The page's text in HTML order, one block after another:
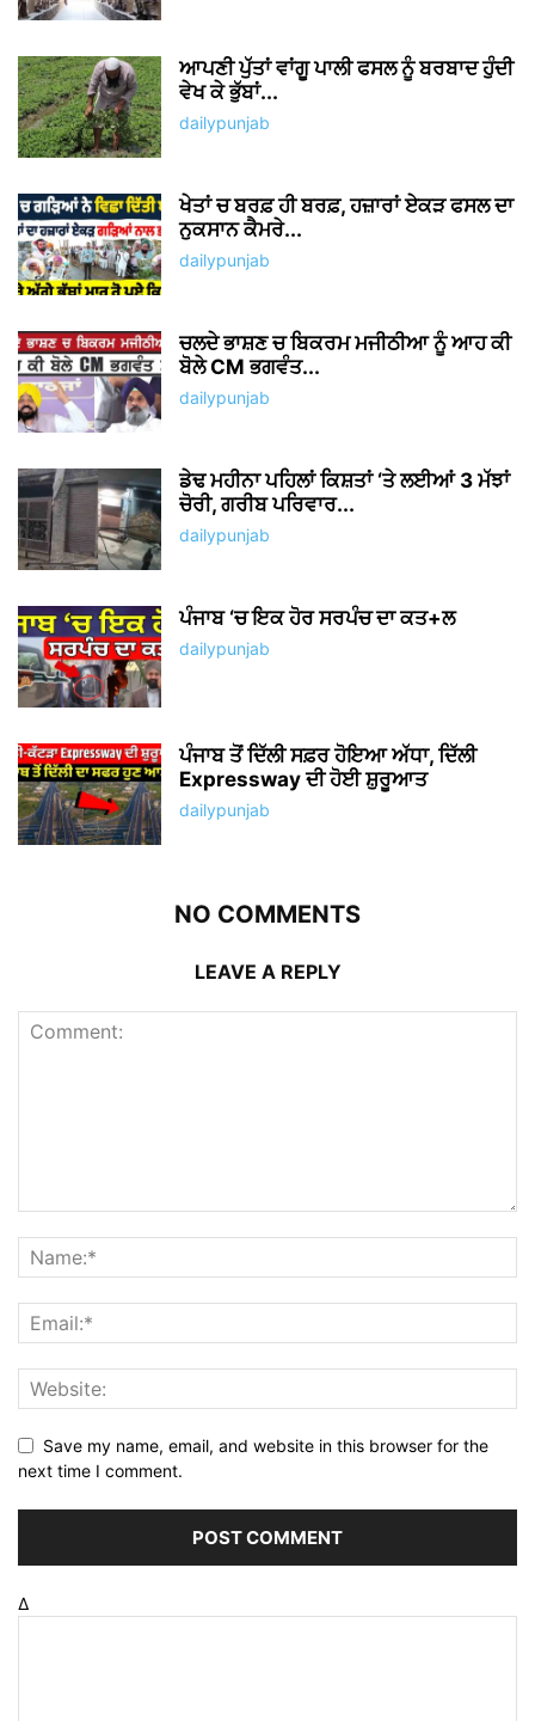
ਆਪਣੀ ਪੁੱਤਾਂ ਵਾਂਗੂ ਪਾਲੀ ਫਸਲ ਨੂੰ ਬਰਬਾਦ ਹੁੰਦੀ
ਵੇਖ ਕੇ ਭੁੱਬਾਂ...
dailypunjab
ਖੇਤਾਂ ਚ ਬਰਫ਼ ਹੀ ਬਰਫ਼, ਹਜ਼ਾਰਾਂ ਏਕੜ ਫਸਲ ਦਾ
ਨੁਕਸਾਨ ਕੈਮਰੇ...
dailypunjab
ਚਲਦੇ ਭਾਸ਼ਣ ਚ ਬਿਕਰਮ ਮਜੀਠੀਆ ਨੂੰ ਆਹ ਕੀ
ਬੋਲੇ CM ਭਗਵੰਤ...
dailypunjab
ਡੇਢ ਮਹੀਨਾ ਪਹਿਲਾਂ ਕਿਸ਼ਤਾਂ ‘ਤੇ ਲਈਆਂ 3 ਮੱਝਾਂ
ਚੋਰੀ, ਗਰੀਬ ਪਰਿਵਾਰ...
dailypunjab
ਪੰਜਾਬ ‘ਚ ਇਕ ਹੋਰ ਸਰਪੰਚ ਦਾ ਕਤ+ਲ
dailypunjab
ਪੰਜਾਬ ਤੋਂ ਦਿੱਲੀ ਸਫ਼ਰ ਹੋਇਆ ਅੱਧਾ, ਦਿੱਲੀ
Expressway ਦੀ ਹੋਈ ਸ਼ੁਰੂਆਤ
dailypunjab
NO COMMENTS
LEAVE A REPLY
Save my name, email, and website in this browser for the
next time I comment.
Δ